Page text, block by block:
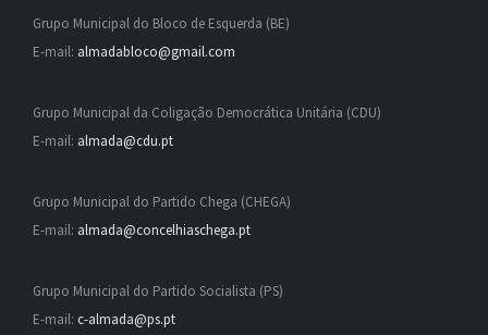
Grupo Municipal do Bloco de Esquerda (BE)
E-mail: almadabloco@gmail.com
Grupo Municipal da Coligação Democrática Unitária (CDU)
E-mail: almada@cdu.pt
Grupo Municipal do Partido Chega (CHEGA)
E-mail: almada@concelhiaschega.pt
Grupo Municipal do Partido Socialista (PS)
E-mail: c-almada@ps.pt